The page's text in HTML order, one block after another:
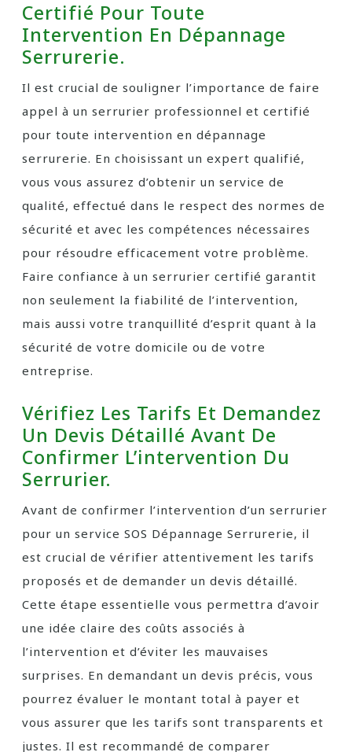
Certifié Pour Toute
Intervention En Dépannage
Serrurerie.
Il est crucial de souligner l’importance de faire
appel à un serrurier professionnel et certifié
pour toute intervention en dépannage
serrurerie. En choisissant un expert qualifié,
vous vous assurez d’obtenir un service de
qualité, effectué dans le respect des normes de
sécurité et avec les compétences nécessaires
pour résoudre efficacement votre problème.
Faire confiance à un serrurier certifié garantit
non seulement la fiabilité de l’intervention,
mais aussi votre tranquillité d’esprit quant à la
sécurité de votre domicile ou de votre
entreprise.
Vérifiez Les Tarifs Et Demandez
Un Devis Détaillé Avant De
Confirmer L’intervention Du
Serrurier.
Avant de confirmer l’intervention d’un serrurier
pour un service SOS Dépannage Serrurerie, il
est crucial de vérifier attentivement les tarifs
proposés et de demander un devis détaillé.
Cette étape essentielle vous permettra d’avoir
une idée claire des coûts associés à
l’intervention et d’éviter les mauvaises
surprises. En demandant un devis précis, vous
pourrez évaluer le montant total à payer et
vous assurer que les tarifs sont transparents et
justes. Il est recommandé de comparer